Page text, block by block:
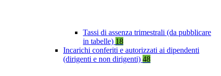
Tassi di assenza trimestrali (da pubblicare
in tabelle) 18
Incarichi conferiti e autorizzati ai dipendenti
(dirigenti e non dirigenti) 48